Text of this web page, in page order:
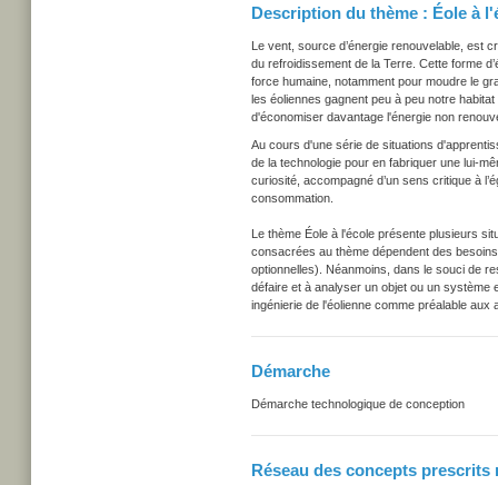
Description du thème : Éole à
Le vent, source d’énergie renouvelable, est
du refroidissement de la Terre. Cette forme
force humaine, notamment pour moudre le
les éoliennes gagnent peu à peu notre
d'économiser davantage l'énergie non
Au cours d'une série de situations
de la technologie pour en fabriquer une lui-
curiosité, accompagné d’un sens critique à
consommation.
Le thème Éole à l'école présente plusieurs
consacrées au thème dépendent des
optionnelles). Néanmoins, dans le souci de
défaire et à analyser un objet ou un
ingénierie de l'éolienne comme préalable
Démarche
Démarche technologique de conception
Réseau des concepts prescrits